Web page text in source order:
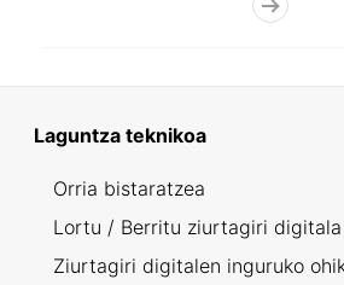
Laguntza teknikoa
Orria bistaratzea
Lortu / Berritu ziurtagiri digitala
Ziurtagiri digitalen inguruko